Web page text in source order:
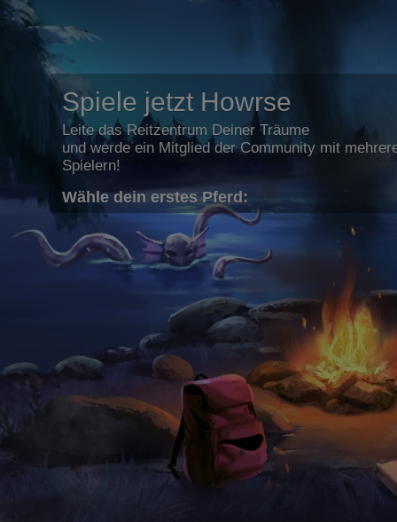
Spiele jetzt Howrse
Leite das Reitzentrum Deiner Träume
und werde ein Mitglied der Community mit
Spielern!
Wähle dein erstes Pferd: